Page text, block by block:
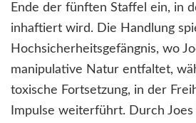
Ende der fünften Staffel ein, in
inhaftiert wird. Die Handlung
Hochsicherheitsgefängnis, wo
manipulative Natur entfaltet,
toxische Fortsetzung, in der
Impulse weiterführt. Durch